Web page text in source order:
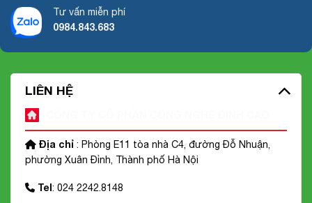
Tư vấn miễn phí
0984.843.683
LIÊN HỆ
Địa chỉ : Phòng E11 tòa nhà C4, đường Đỗ Nhuận,
phường Xuân Đỉnh, Thành phố Hà Nội
Tel: 024 2242.8148